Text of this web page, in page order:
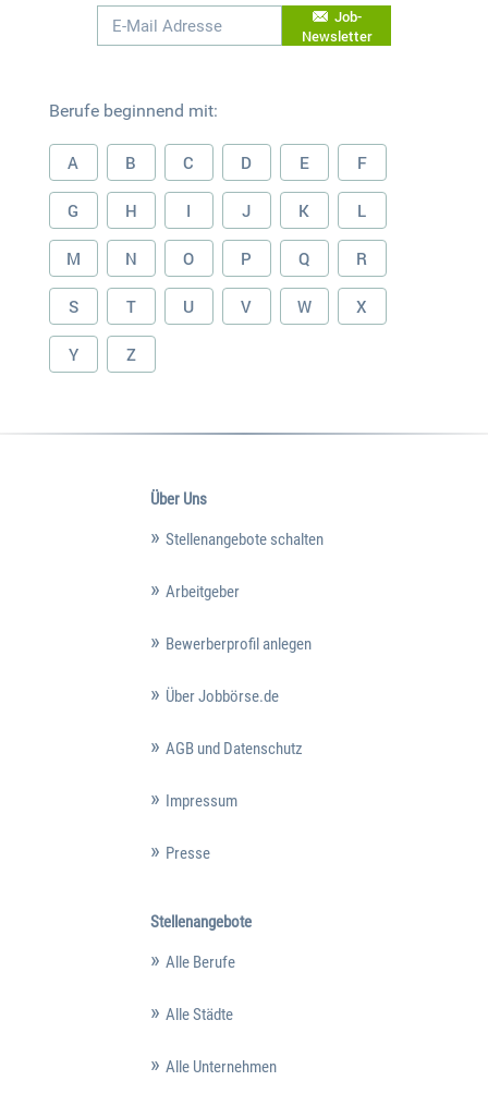
Job-
Newsletter
Berufe beginnend mit:
A B C D E F
G H I J K L
M N O P Q R
S T U V W X
Y Z
Über Uns
Stellenangebote schalten
Arbeitgeber
Bewerberprofil anlegen
Über Jobbörse.de
AGB und Datenschutz
Impressum
Presse
Stellenangebote
Alle Berufe
Alle Städte
Alle Unternehmen